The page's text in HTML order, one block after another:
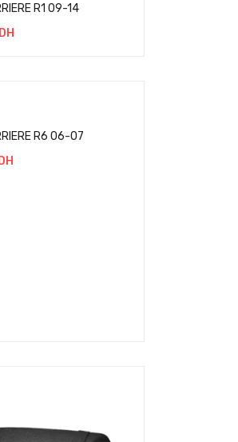
R1 09-14
DH
R6 06-07
DH